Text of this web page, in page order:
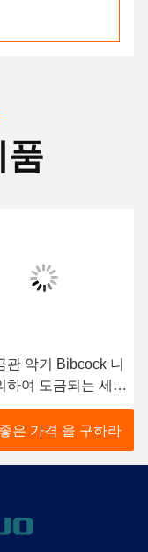
품
관 악기 Bibcock 니
하여 도금되는 세탁
벨브
은 가격 을 구하라